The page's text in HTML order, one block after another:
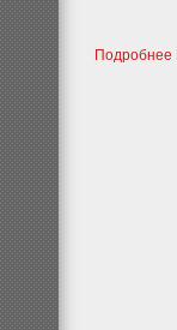
Подробнее